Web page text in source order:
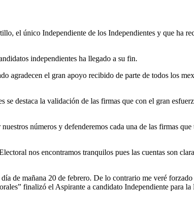
el único Independiente de los Independientes y que ha
independientes ha llegado a su fin.
agradecen el gran apoyo recibido de parte de todos los
se destaca la validación de las firmas que con el gran
números y defenderemos cada una de las firmas
nos encontramos tranquilos pues las cuentas son
de mañana 20 de febrero. De lo contrario me veré
finalizó el Aspirante a candidato Independiente para